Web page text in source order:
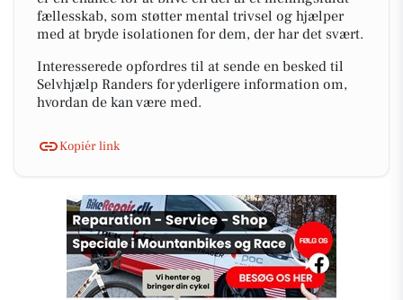
fællesskab, som støtter mental trivsel og hjælper
med at bryde isolationen for dem, der har det svært.
Interesserede opfordres til at sende en besked til
Selvhjælp Randers for yderligere information om,
hvordan de kan være med.
Kopiér link